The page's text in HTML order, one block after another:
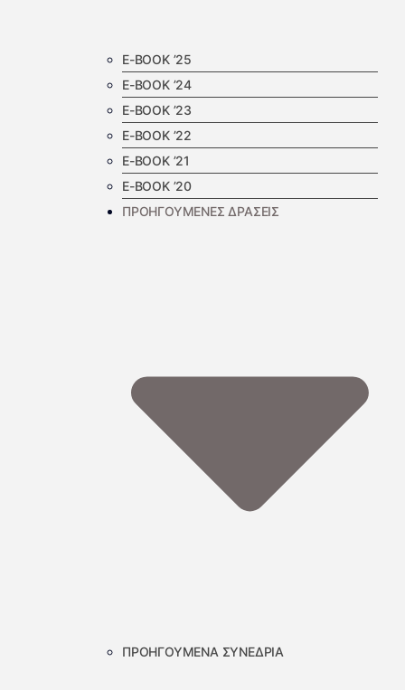
E-BOOK ’25
E-BOOK ’24
E-BOOK ’23
E-BOOK ’22
E-BOOK ’21
E-BOOK ’20
ΠΡΟΗΓΟΥΜΕΝΕΣ ΔΡΑΣΕΙΣ
ΠΡΟΗΓΟΥΜΕΝΑ ΣΥΝΕΔΡΙΑ